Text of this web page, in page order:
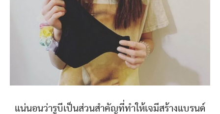
แน่นอนว่ารูบีเป็นส่วนสำคัญที่ทำให้เจมีสร้างแบรนด์